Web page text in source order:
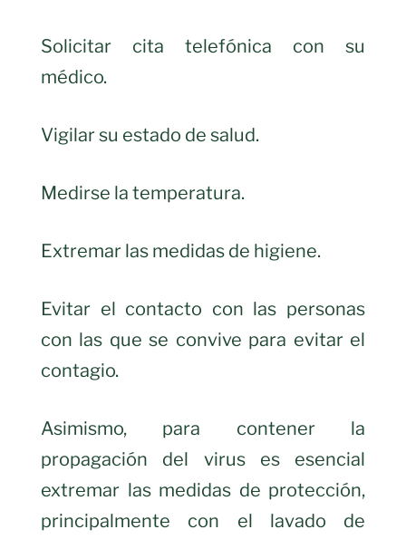
Solicitar cita telefónica con su
médico.
Vigilar su estado de salud.
Medirse la temperatura.
Extremar las medidas de higiene.
Evitar el contacto con las personas
con las que se convive para evitar el
contagio.
Asimismo, para contener la
propagación del virus es esencial
extremar las medidas de protección,
principalmente con el lavado de